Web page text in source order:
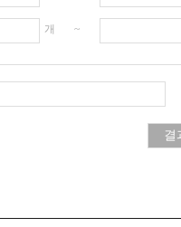
개 ~